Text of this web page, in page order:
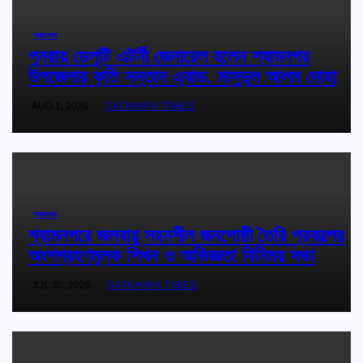
শ্যামনগর
পুনরায় ডেপুটি এটর্নী জেনারেল হলেন শ্যামনগর
উপজেলার কৃতি সন্তান এ্যাড. মাসুদুল আলম দোহা
SATKHIRA TIMES
শ্যামনগর
শ্যামনগরে জলবায়ু সহনশীল জনগোষ্ঠী তৈরি প্রকল্পের
অংশগ্রহণমূলক শিখন ও অভিজ্ঞতা বিনিময় সভা
SATKHIRA TIMES